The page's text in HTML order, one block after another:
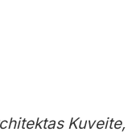
Kuveite,